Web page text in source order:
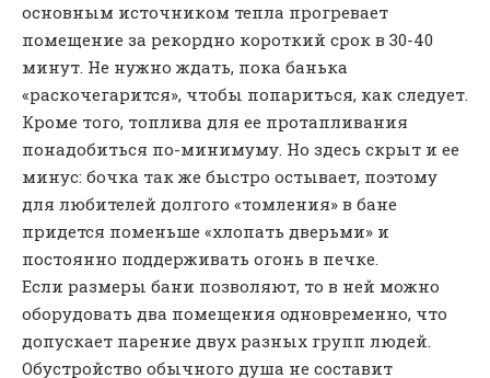
основным источником тепла прогревает
помещение за рекордно короткий срок в 30-40
минут. Не нужно ждать, пока банька
«раскочегарится», чтобы попариться, как следует.
Кроме того, топлива для ее протапливания
понадобиться по-минимуму. Но здесь скрыт и ее
минус: бочка так же быстро остывает, поэтому
для любителей долгого «томления» в бане
придется поменьше «хлопать дверьми» и
постоянно поддерживать огонь в печке.
Если размеры бани позволяют, то в ней можно
оборудовать два помещения одновременно, что
допускает парение двух разных групп людей.
Обустройство обычного душа не составит